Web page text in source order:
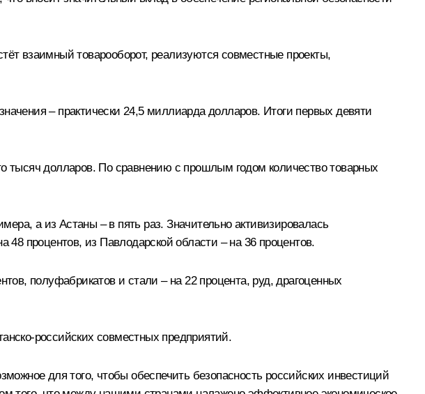
взаимный товарооборот, реализуются совместные проекты,
– практически 24,5 миллиарда долларов. Итоги первых девяти
тысяч долларов. По сравнению с прошлым годом количество товарных
а из Астаны – в пять раз. Значительно активизировалась
48 процентов, из Павлодарской области – на 36 процентов.
полуфабрикатов и стали – на 22 процента, руд, драгоценных
российских совместных предприятий.
для того, чтобы обеспечить безопасность российских инвестиций